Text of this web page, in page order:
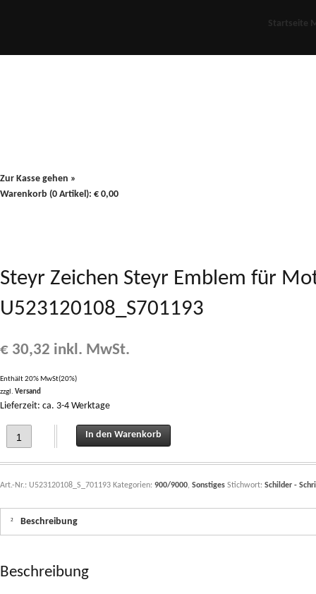
Startseite
Zur Kasse gehen »
Warenkorb (0 Artikel): € 0,00
Steyr Zeichen Steyr Emblem für
U523120108_S701193
€ 30,32 inkl. MwSt.
Enthält 20% MwSt(20%)
zzgl. Versand
Lieferzeit: ca. 3-4 Werktage
Steyr Zeichen Steyr Emblem für Motorhaube für Steyr 900 9000 Traktore
In den Warenkorb
Art.-Nr.: U523120108_S_701193 Kategorien: 900/9000, Sonstiges Stichwort: Schilder -
Beschreibung
Beschreibung